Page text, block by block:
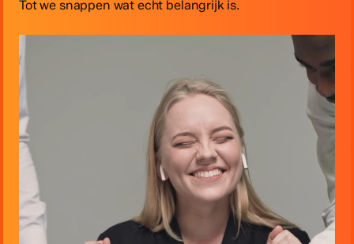
Tot we snappen wat echt belangrijk is.